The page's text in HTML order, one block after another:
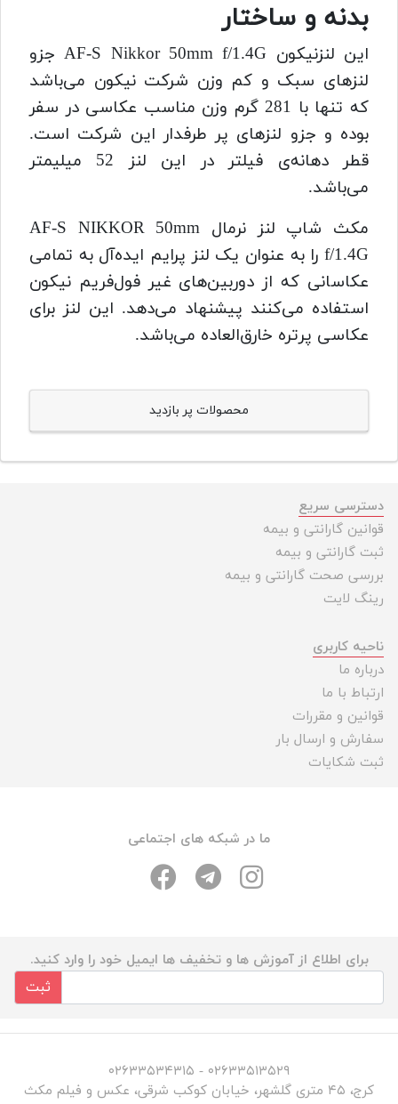
بدنه و ساختار
این لنزنیکون AF-S Nikkor 50mm f/1.4G جزو
لنز‌های سبک و کم وزن شرکت نیکون می‌باشد
که تنها با 281 گرم وزن مناسب عکاسی در سفر
بوده و جزو لنز‌های پر طرفدار این شرکت است.
قطر دهانه‌ی فیلتر در این لنز 52 میلیمتر
می‌باشد.
مکث شاپ لنز نرمال AF-S NIKKOR 50mm
f/1.4G را به عنوان یک لنز پرایم ایده‌آل به تمامی
عکاسانی که از دوربین‌های غیر فول‌فریم نیکون
استفاده می‌کنند پیشنهاد می‌دهد. این لنز برای
عکاسی پرتره خارق‌العاده می‌باشد.
محصولات پر بازدید
دسترسی سریع
قوانین گارانتی و بیمه
ثبت گارانتی و بیمه
بررسی صحت گارانتی و بیمه
رینگ لایت
ناحیه کاربری
درباره ما
ارتباط با ما
قوانین و مقررات
سفارش و ارسال بار
ثبت شکایات
ما در شبکه های اجتماعی
برای اطلاع از آموزش ها و تخفیف ها ایمیل خود را وارد کنید.
ثبت
۰۲۶۳۳۵۱۳۵۲۹ - ۰۲۶۳۳۵۳۴۳۱۵
کرج، ۴۵ متری گلشهر، خیابان کوکب شرقی، عکس و فیلم مکث